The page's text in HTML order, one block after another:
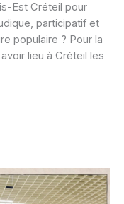
Est Créteil pour
participatif et
populaire ? Pour la
lieu à Créteil les